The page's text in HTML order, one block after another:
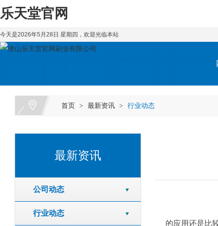
乐天堂官网
今天是2026年5月28日 星期四，欢迎光临本站
首页 > 最新资讯 > 行业动态
最新资讯
公司动态
行业动态
的应用还是比